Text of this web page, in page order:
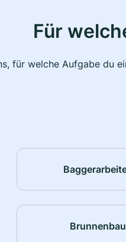
Für
für welche Aufgabe du
Brunnenbau